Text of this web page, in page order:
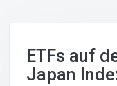
ETFs auf
Japan